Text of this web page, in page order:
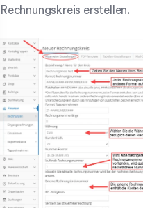
Rechnungskreis erstellen.